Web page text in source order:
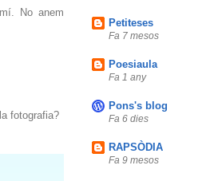
No anem
fotografia?
Petiteses
Fa 7 mesos
Poesiaula
Fa 1 any
Pons's blog
Fa 6 dies
RAPSÒDIA
Fa 9 mesos